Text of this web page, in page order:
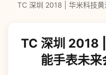
TC 深圳 2018 | 华米科技
TC 深圳 2018
能手表未